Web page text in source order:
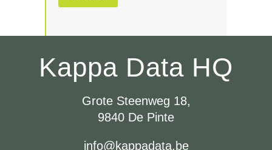
Kappa Data HQ
Grote Steenweg 18,
9840 De Pinte
info@kappadata.be